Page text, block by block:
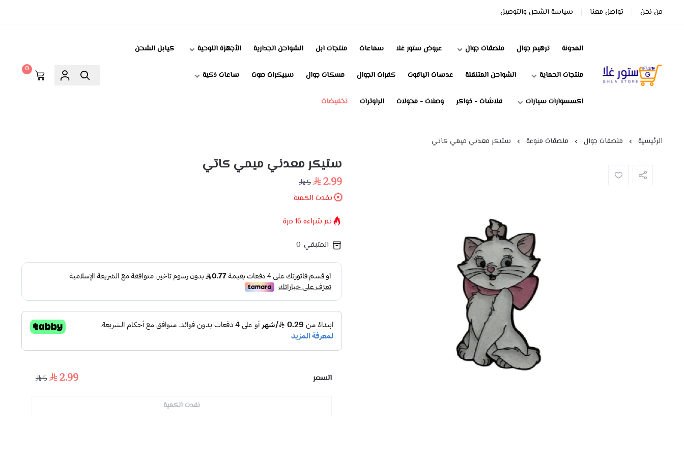
من نحن تواصل معنا سياسة الشحن والتوصيل
ستور غلا
المدونة ترهيم جوال ملصقات جوال عروض ستور غلا سماعات منتجات ابل الشواحن الجدارية الأجهزة اللوحية كيابل الشحن
منتجات الحماية الشواحن المتنقلة عدسات الياقوت كفرات الجوال مسكات جوال سبيكرات صوت ساعات ذكية
اكسسوارات سيارات فلاشات - ذواكر وصلات - محولات الراوترات تخفيضات
0
الرئيسية ملصقات جوال ملصقات منوعة ستيكر معدني ميمي كاتي
ستيكر معدني ميمي كاتي
2.99
5
نفدت الكمية
تم شراءه 16 مرة
المتبقي 0
السعر 2.99
5
نفدت الكمية